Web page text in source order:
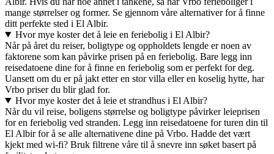
mange størrelser og former. Se gjennom våre alternativer for å finne
ditt perfekte sted i El Albir.
Hvor mye koster det å leie en feriebolig i El Albir?
Når på året du reiser, boligtype og oppholdets lengde er noen av
faktorene som kan påvirke prisen på en feriebolig. Bare legg inn
reisedatoene dine for å finne en feriebolig som er perfekt for deg.
Uansett om du er på jakt etter en stor villa eller en koselig hytte, har
Vrbo priser du blir glad for.
Hvor mye koster det å leie et strandhus i El Albir?
Når du vil reise, boligens størrelse og boligtype påvirker leieprisen
for en feriebolig ved stranden. Legg inn reisedatoene for turen din til
El Albir for å se alle alternativene dine på Vrbo. Hadde det vært
kjekt med wi-fi? Bruk filtrene våre til å snevre inn søket basert på